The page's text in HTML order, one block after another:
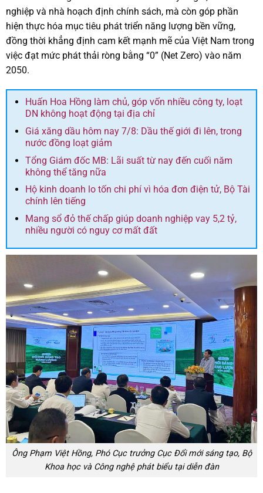
nghiệp và nhà hoạch định chính sách, mà còn góp phần
hiện thực hóa mục tiêu phát triển năng lượng bền vững,
đồng thời khẳng định cam kết mạnh mẽ của Việt Nam trong
việc đạt mức phát thải ròng bằng “0” (Net Zero) vào năm
2050.
Huấn Hoa Hồng làm chủ, góp vốn nhiều công ty, loạt
DN không hoạt động tại địa chỉ
Giá xăng dầu hôm nay 7/8: Dầu thế giới đi lên, trong
nước đồng loạt giảm
Tổng Giám đốc MB: Lãi suất từ nay đến cuối năm
không thể tăng nữa
Hộ kinh doanh lo tốn chi phí vì hóa đơn điện tử, Bộ Tài
chính lên tiếng
Mang sổ đỏ thế chấp giúp doanh nghiệp vay 5,2 tỷ,
nhiều người có nguy cơ mất đất
Ông Phạm Việt Hồng, Phó Cục trưởng Cục Đổi mới sáng tạo, Bộ
Khoa học và Công nghệ phát biểu tại diễn đàn